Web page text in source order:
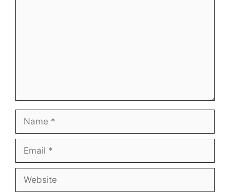
Name
Email
Website